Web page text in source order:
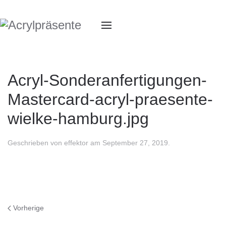
Acryl-Sonderanfertigungen-
Mastercard-acryl-praesente-
wielke-hamburg.jpg
Geschrieben von effektor am September 27, 2019
Vorherige